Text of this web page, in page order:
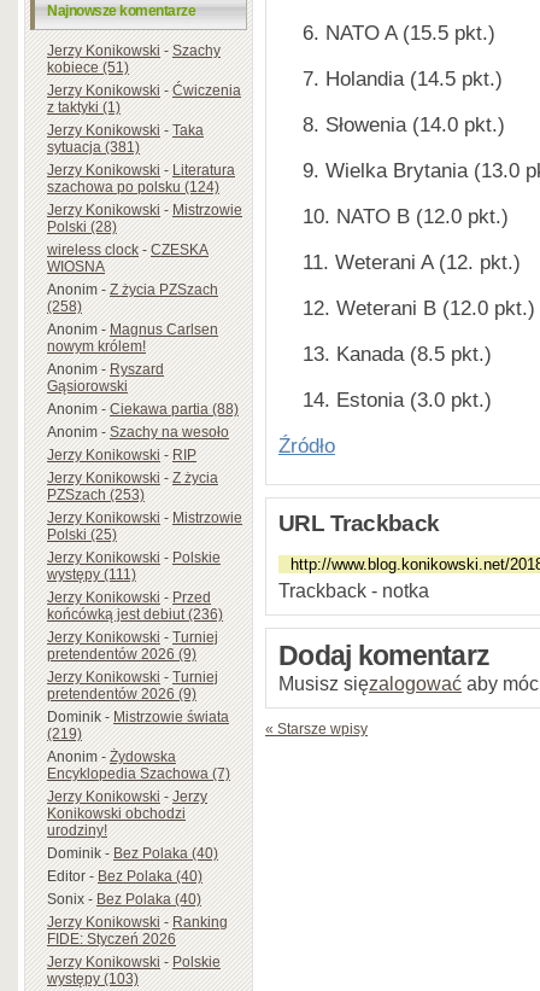
Najnowsze komentarze
Jerzy Konikowski-Szachy
kobiece (51)
Jerzy Konikowski-Ćwiczenia
z taktyki (1)
Jerzy Konikowski-Taka
sytuacja (381)
Jerzy Konikowski-Literatura
szachowa po polsku (124)
Jerzy Konikowski-Mistrzowie
Polski (28)
wireless clock-CZESKA
WIOSNA
Anonim-Z życia PZSzach
(258)
Anonim-Magnus Carlsen
nowym królem!
Anonim-Ryszard
Gąsiorowski
Anonim-Ciekawa partia (88)
Anonim-Szachy na wesoło
Jerzy Konikowski-RIP
Jerzy Konikowski-Z życia
PZSzach (253)
Jerzy Konikowski-Mistrzowie
Polski (25)
Jerzy Konikowski-Polskie
występy (111)
Jerzy Konikowski-Przed
końcówką jest debiut (236)
Jerzy Konikowski-Turniej
pretendentów 2026 (9)
Jerzy Konikowski-Turniej
pretendentów 2026 (9)
Dominik-Mistrzowie świata
(219)
Anonim-Żydowska
Encyklopedia Szachowa (7)
Jerzy Konikowski-Jerzy
Konikowski obchodzi
urodziny!
Dominik-Bez Polaka (40)
Editor-Bez Polaka (40)
Sonix-Bez Polaka (40)
Jerzy Konikowski-Ranking
FIDE: Styczeń 2026
Jerzy Konikowski-Polskie
występy (103)
NATO A (15.5 pkt.)
Holandia (14.5 pkt.)
Słowenia (14.0 pkt.)
Wielka Brytania (13.0
NATO B (12.0 pkt.)
Weterani A (12. pkt.)
Weterani B (12.0 pkt.)
Kanada (8.5 pkt.)
Estonia (3.0 pkt.)
Źródło
URL Trackback
Trackback - notka
Dodaj komentarz
Musisz sięzalogować aby
« Starsze wpisy